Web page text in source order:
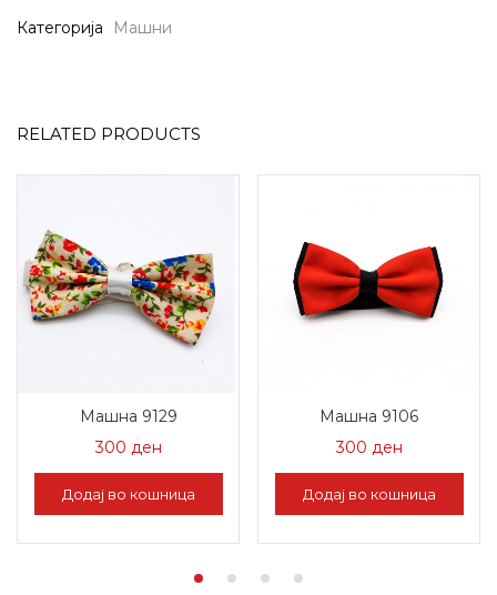
Категорија
Машни
RELATED PRODUCTS
Машна 9129
300 ден
Додај во кошница
Машна 9106
300 ден
Додај во кошница